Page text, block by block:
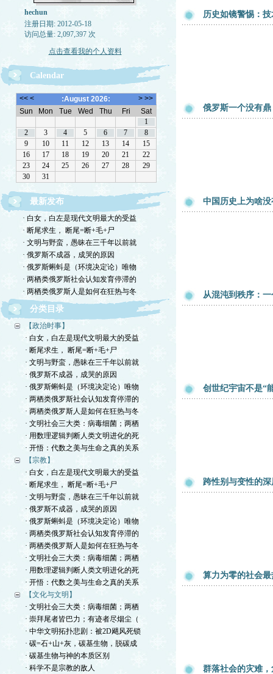
hechun
注册日期: 2012-05-18
访问总量: 2,097,397 次
点击查看我的个人资料
Calendar
最新发布
· 白女，白左是现代文明最大的受益
· 断尾求生， 断尾=断+毛+尸
· 文明与野蛮，愚昧在三千年以前就
· 俄罗斯不成器，成哭的原因
· 俄罗斯蝌蚪是（环境决定论）唯物
· 两栖类俄罗斯社会认知发育停滞的
· 两栖类俄罗斯人是如何在狂热与冬
分类目录
【政治时事】
· 白女，白左是现代文明最大的受益
· 断尾求生， 断尾=断+毛+尸
· 文明与野蛮，愚昧在三千年以前就
· 俄罗斯不成器，成哭的原因
· 俄罗斯蝌蚪是（环境决定论）唯物
· 两栖类俄罗斯社会认知发育停滞的
· 两栖类俄罗斯人是如何在狂热与冬
· 文明社会三大类：病毒细菌；两栖
· 用数理逻辑判断人类文明进化的死
· 开悟：代数之美与生命之真的关系
【宗教】
· 白女，白左是现代文明最大的受益
· 断尾求生， 断尾=断+毛+尸
· 文明与野蛮，愚昧在三千年以前就
· 俄罗斯不成器，成哭的原因
· 俄罗斯蝌蚪是（环境决定论）唯物
· 两栖类俄罗斯社会认知发育停滞的
· 两栖类俄罗斯人是如何在狂热与冬
· 文明社会三大类：病毒细菌；两栖
· 用数理逻辑判断人类文明进化的死
· 开悟：代数之美与生命之真的关系
【文化与文明】
· 文明社会三大类：病毒细菌；两栖
· 崇拜尾者皆巴力；有迹者尽烟尘（
· 中华文明拓扑悲剧：被2D飓风死锁
· 碳=石+山+灰，碳基生物，脱碳成
· 碳基生物与神的本质区别
· 科学不是宗教的敌人
历史如镜警惕：
俄罗斯一个没有
中国历史上为啥
从混沌到秩序：
创世纪宇宙不是“
跨性别与变性的
算力为零的社会
群落社会的灾难